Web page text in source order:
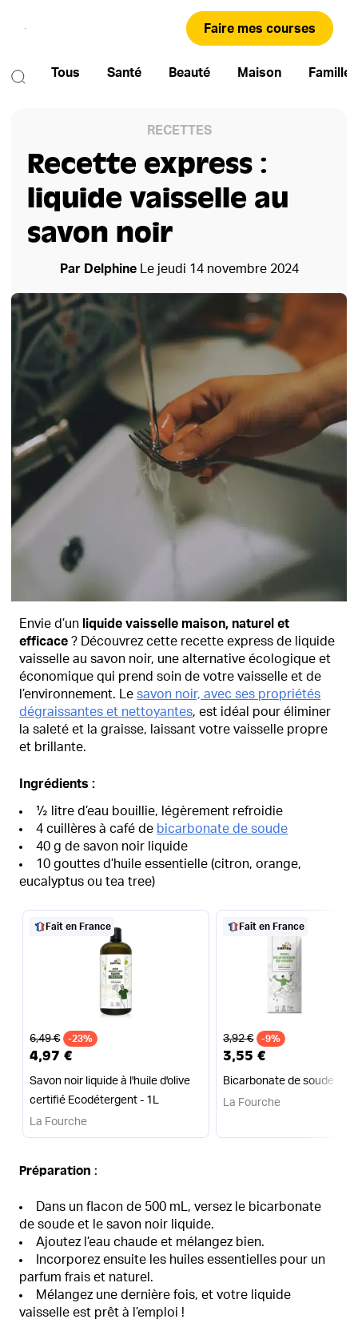
Faire mes courses
Tous Santé Beauté Maison Famille
RECETTES
Recette express :
liquide vaisselle au
savon noir
Par DelphineLe jeudi 14 novembre 2024
Envie d’un liquide vaisselle maison, naturel et
efficace? Découvrez cette recette express de liquide
vaisselle au savon noir, une alternative écologique et
économique qui prend soin de votre vaisselle et de
l’environnement. Lesavon noir, avec ses propriétés
dégraissantes et nettoyantes, est idéal pour éliminer
la saleté et la graisse, laissant votre vaisselle propre
et brillante.
Ingrédients :
½ litre d’eau bouillie, légèrement refroidie
4 cuillères à café de bicarbonate de soude
40 g de savon noir liquide
10 gouttes d’huile essentielle (citron, orange,
eucalyptus ou tea tree)
Fait en France
Ancien prix
6,49 € -23%
4,97 €
Savon noir liquide à l'huile d'olive
certifié Ecodétergent - 1L
La Fourche
Fait en France
Ancien prix
3,92 € -9%
3,55 €
Bicarbonate de soude
La Fourche
Préparation :
Dans un flacon de 500 mL, versez le bicarbonate
de soude et le savon noir liquide.
Ajoutez l’eau chaude et mélangez bien.
Incorporez ensuite les huiles essentielles pour un
parfum frais et naturel.
Mélangez une dernière fois, et votre liquide
vaisselle est prêt à l’emploi !